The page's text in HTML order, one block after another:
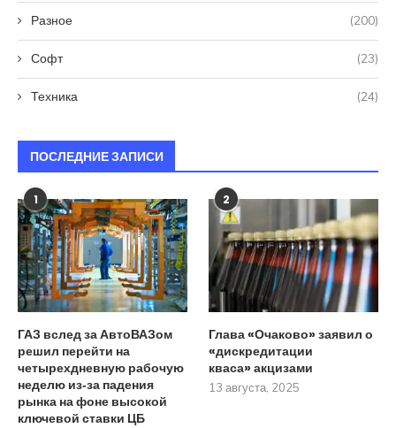
Разное (200)
Софт (23)
Техника (24)
ПОСЛЕДНИЕ ЗАПИСИ
1
ГАЗ вслед за АвтоВАЗом
решил перейти на
четырехдневную рабочую
неделю из‑за падения
рынка на фоне высокой
ключевой ставки ЦБ
2
Глава «Очаково» заявил о
«дискредитации
кваса» акцизами
13 августа, 2025